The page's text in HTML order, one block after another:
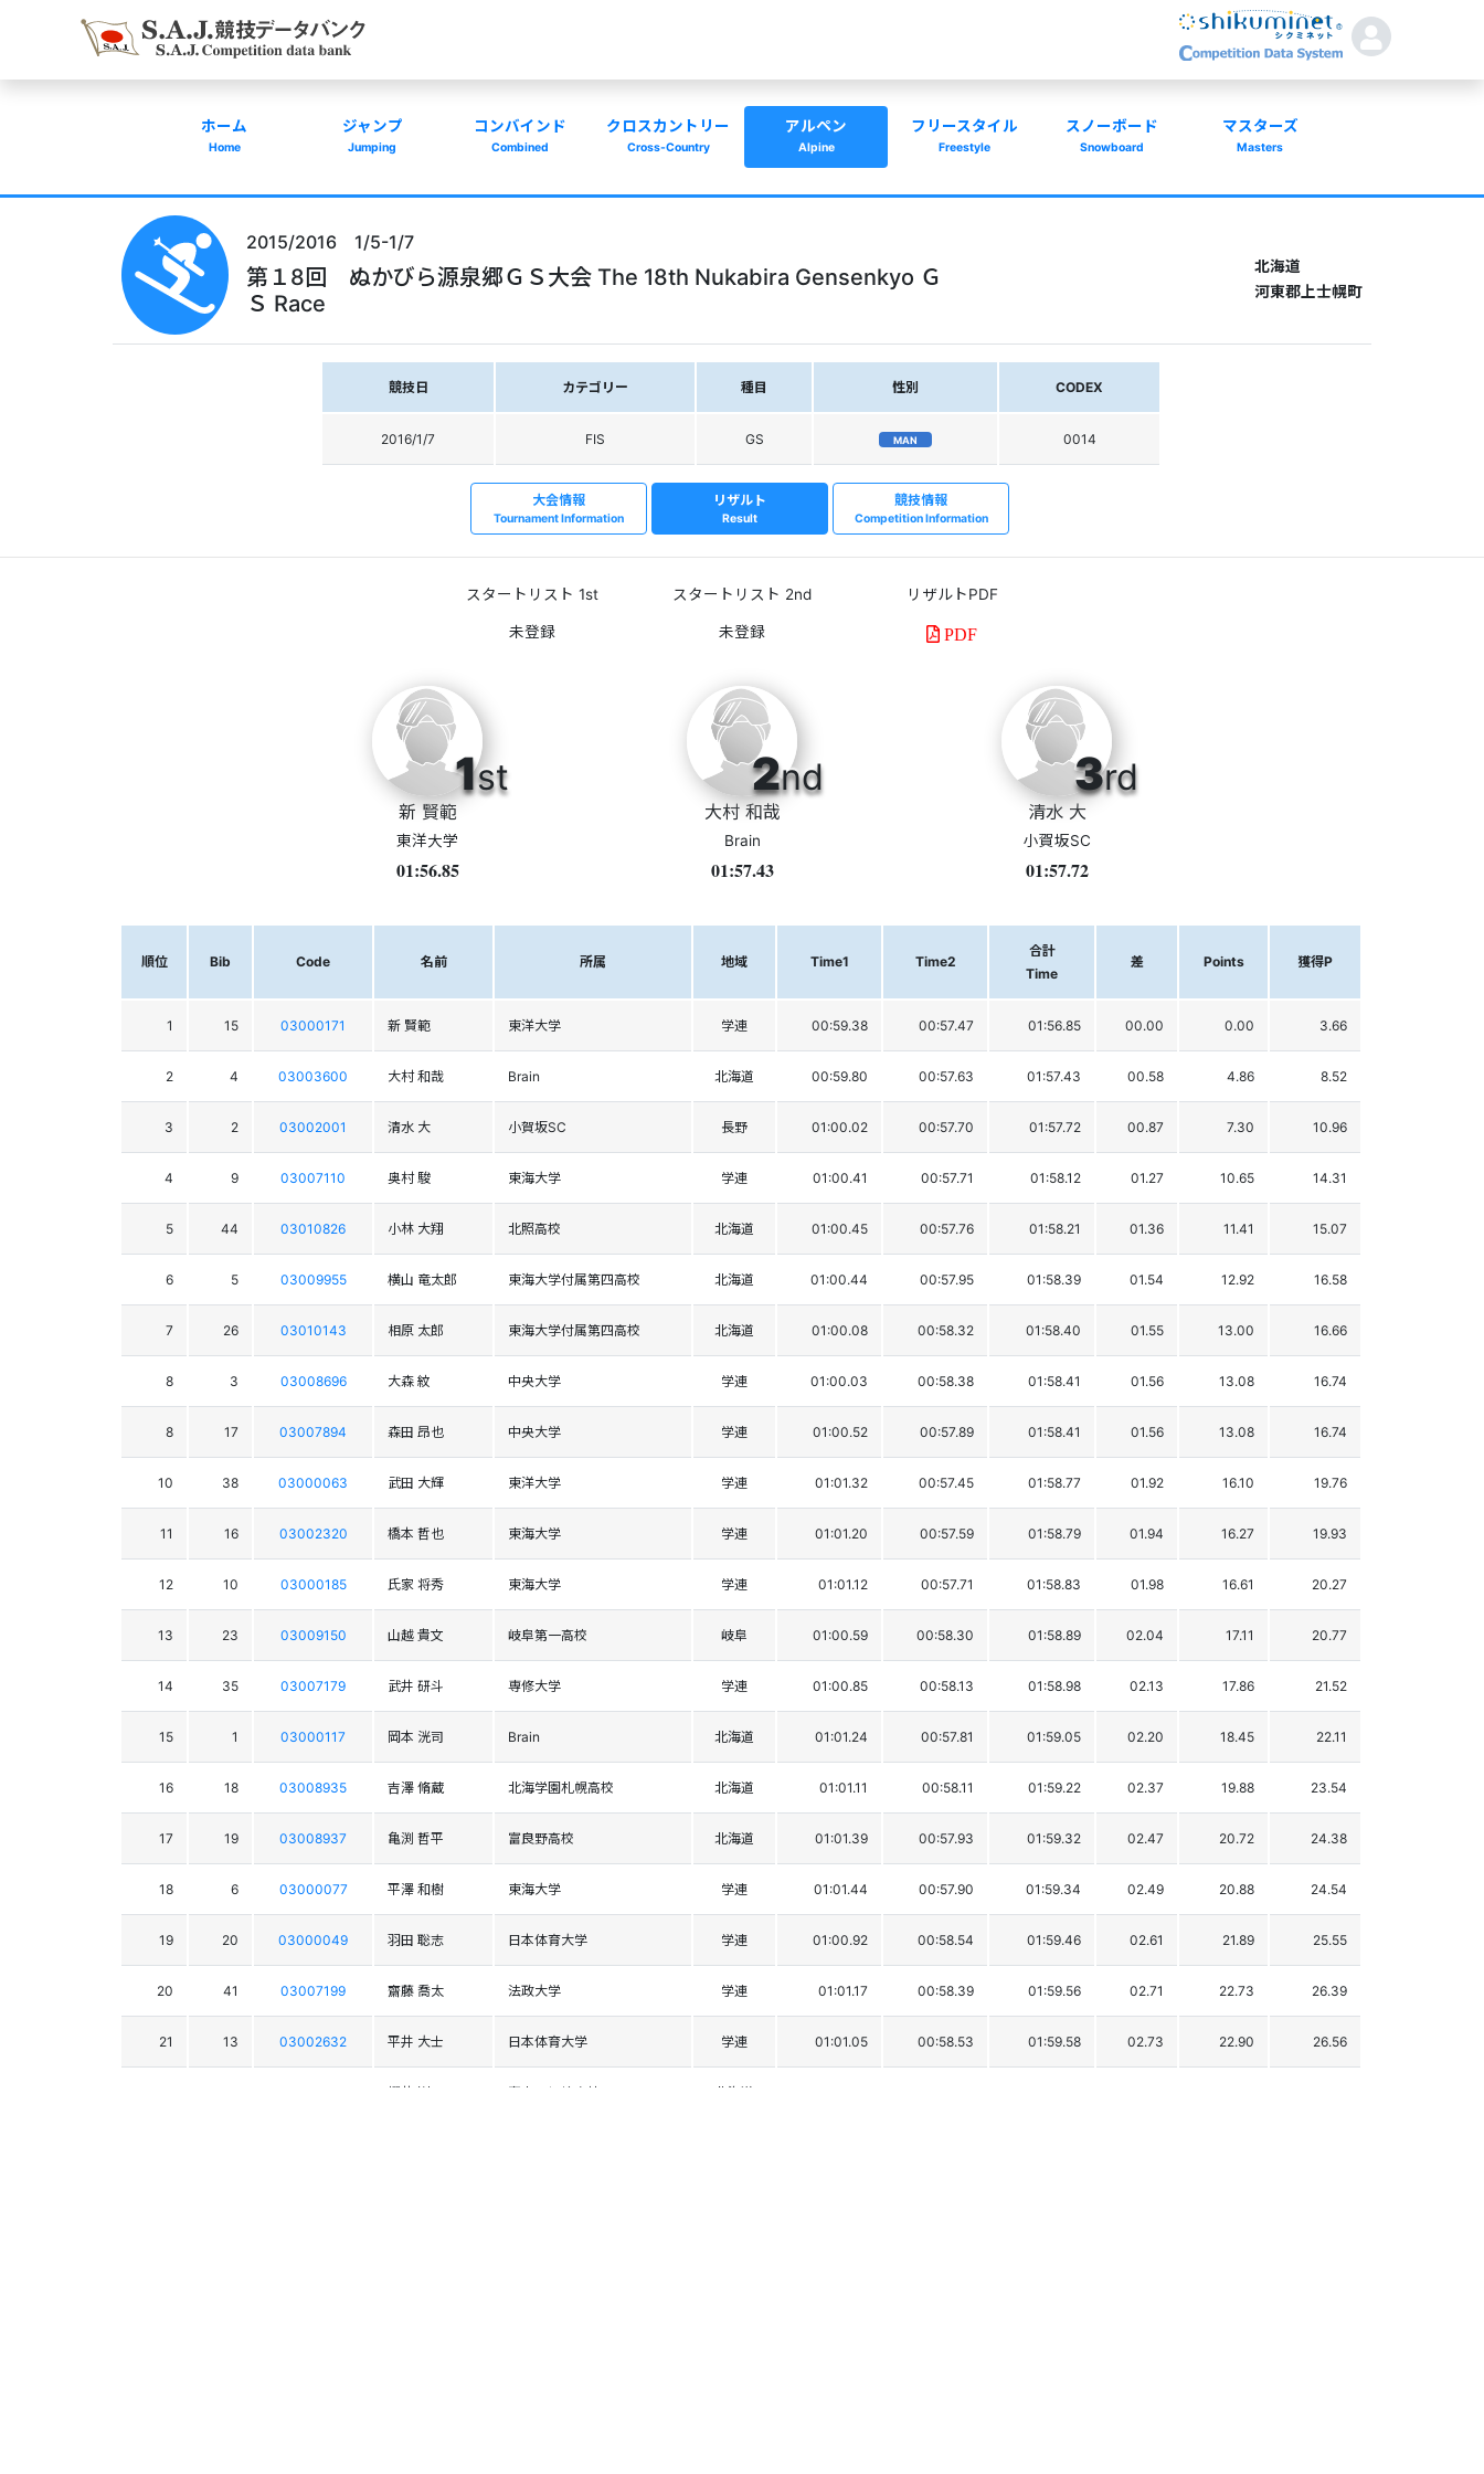
ホーム
Home
ジャンプ
Jumping
コンバインド
Combined
クロスカントリー
Cross-Country
アルペン
Alpine
フリースタイル
Freestyle
スノーボード
Snowboard
マスターズ
Masters
2015/2016 1/5-1/7
第１8回 ぬかびら源泉郷ＧＳ大会 The 18th Nukabira Gensenkyo Ｇ
Ｓ Race
北海道
河東郡上士幌町
競技日 カテゴリー 種目 性別 CODEX
2016/1/7 FIS GS MAN 0014
大会情報
Tournament Information
リザルト
Result
競技情報
Competition Information
スタートリスト 1st スタートリスト 2nd リザルトPDF
PDF
1st
新 賢範
東洋大学
01:56.85
2nd
大村 和哉
Brain
01:57.43
3rd
清水 大
小賀坂SC
01:57.72
順位 Bib Code 名前 所属 地域 Time1 Time2
合計
Time
差 Points 獲得P
1 15 03000171 新 賢範 東洋大学 学連 00:59.38 00:57.47 01:56.85 00.00 0.00 3.66
2 4 03003600 大村 和哉 Brain 北海道 00:59.80 00:57.63 01:57.43 00.58 4.86 8.52
3 2 03002001 清水 大 小賀坂SC 長野 01:00.02 00:57.70 01:57.72 00.87 7.30 10.96
4 9 03007110 奥村 駿 東海大学 学連 01:00.41 00:57.71 01:58.12 01.27 10.65 14.31
5 44 03010826 小林 大翔 北照高校 北海道 01:00.45 00:57.76 01:58.21 01.36 11.41 15.07
6 5 03009955 横山 竜太郎 東海大学付属第四高校 北海道 01:00.44 00:57.95 01:58.39 01.54 12.92 16.58
7 26 03010143 相原 太郎 東海大学付属第四高校 北海道 01:00.08 00:58.32 01:58.40 01.55 13.00 16.66
8 3 03008696 大森 紋 中央大学 学連 01:00.03 00:58.38 01:58.41 01.56 13.08 16.74
8 17 03007894 森田 昂也 中央大学 学連 01:00.52 00:57.89 01:58.41 01.56 13.08 16.74
10 38 03000063 武田 大輝 東洋大学 学連 01:01.32 00:57.45 01:58.77 01.92 16.10 19.76
11 16 03002320 橋本 哲也 東海大学 学連 01:01.20 00:57.59 01:58.79 01.94 16.27 19.93
12 10 03000185 氏家 将秀 東海大学 学連 01:01.12 00:57.71 01:58.83 01.98 16.61 20.27
13 23 03009150 山越 貴文 岐阜第一高校 岐阜 01:00.59 00:58.30 01:58.89 02.04 17.11 20.77
14 35 03007179 武井 研斗 専修大学 学連 01:00.85 00:58.13 01:58.98 02.13 17.86 21.52
15 1 03000117 岡本 洸司 Brain 北海道 01:01.24 00:57.81 01:59.05 02.20 18.45 22.11
16 18 03008935 吉澤 脩蔵 北海学園札幌高校 北海道 01:01.11 00:58.11 01:59.22 02.37 19.88 23.54
17 19 03008937 亀渕 哲平 富良野高校 北海道 01:01.39 00:57.93 01:59.32 02.47 20.72 24.38
18 6 03000077 平澤 和樹 東海大学 学連 01:01.44 00:57.90 01:59.34 02.49 20.88 24.54
19 20 03000049 羽田 聡志 日本体育大学 学連 01:00.92 00:58.54 01:59.46 02.61 21.89 25.55
20 41 03007199 齋藤 喬太 法政大学 学連 01:01.17 00:58.39 01:59.56 02.71 22.73 26.39
21 13 03002632 平井 大士 日本体育大学 学連 01:01.05 00:58.53 01:59.58 02.73 22.90 26.56
櫻井 嵩 富良野緑峰高校 北海道